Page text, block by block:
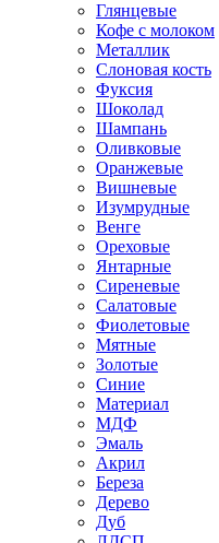
Глянцевые
Кофе с молоком
Металлик
Слоновая кость
Фуксия
Шоколад
Шампань
Оливковые
Оранжевые
Вишневые
Изумрудные
Венге
Ореховые
Янтарные
Сиреневые
Салатовые
Фиолетовые
Мятные
Золотые
Синие
Материал
МДФ
Эмаль
Акрил
Береза
Дерево
Дуб